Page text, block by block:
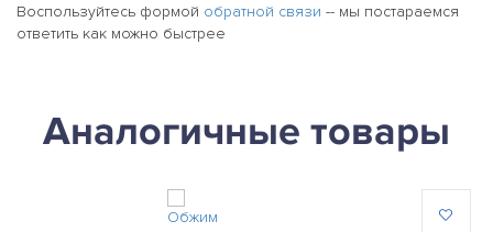
Воспользуйтесь формой обратной связи -- мы постараемся
ответить как можно быстрее
Аналогичные товары